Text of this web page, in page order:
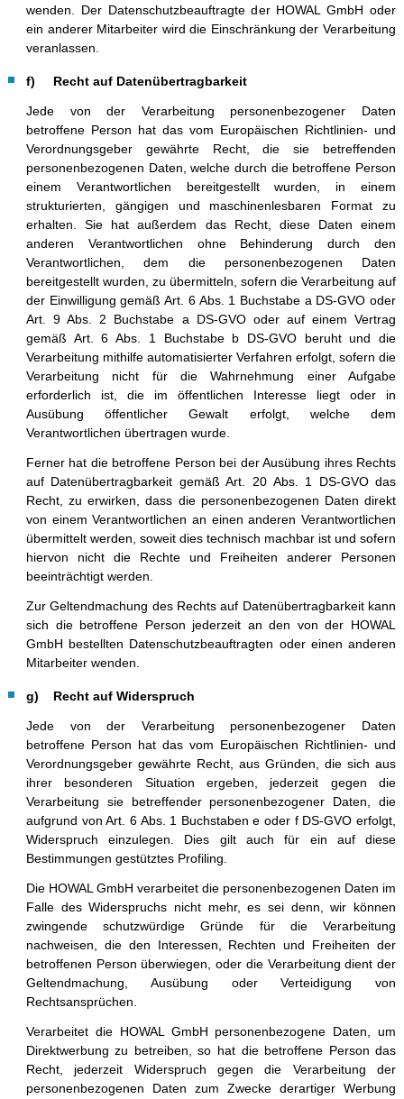
wenden. Der Datenschutzbeauftragte der HOWAL GmbH oder
ein anderer Mitarbeiter wird die Einschränkung der Verarbeitung
veranlassen.
f) Recht auf Datenübertragbarkeit
Jede von der Verarbeitung personenbezogener Daten
betroffene Person hat das vom Europäischen Richtlinien- und
Verordnungsgeber gewährte Recht, die sie betreffenden
personenbezogenen Daten, welche durch die betroffene Person
einem Verantwortlichen bereitgestellt wurden, in einem
strukturierten, gängigen und maschinenlesbaren Format zu
erhalten. Sie hat außerdem das Recht, diese Daten einem
anderen Verantwortlichen ohne Behinderung durch den
Verantwortlichen, dem die personenbezogenen Daten
bereitgestellt wurden, zu übermitteln, sofern die Verarbeitung auf
der Einwilligung gemäß Art. 6 Abs. 1 Buchstabe a DS-GVO oder
Art. 9 Abs. 2 Buchstabe a DS-GVO oder auf einem Vertrag
gemäß Art. 6 Abs. 1 Buchstabe b DS-GVO beruht und die
Verarbeitung mithilfe automatisierter Verfahren erfolgt, sofern die
Verarbeitung nicht für die Wahrnehmung einer Aufgabe
erforderlich ist, die im öffentlichen Interesse liegt oder in
Ausübung öffentlicher Gewalt erfolgt, welche dem
Verantwortlichen übertragen wurde.
Ferner hat die betroffene Person bei der Ausübung ihres Rechts
auf Datenübertragbarkeit gemäß Art. 20 Abs. 1 DS-GVO das
Recht, zu erwirken, dass die personenbezogenen Daten direkt
von einem Verantwortlichen an einen anderen Verantwortlichen
übermittelt werden, soweit dies technisch machbar ist und sofern
hiervon nicht die Rechte und Freiheiten anderer Personen
beeinträchtigt werden.
Zur Geltendmachung des Rechts auf Datenübertragbarkeit kann
sich die betroffene Person jederzeit an den von der HOWAL
GmbH bestellten Datenschutzbeauftragten oder einen anderen
Mitarbeiter wenden.
g) Recht auf Widerspruch
Jede von der Verarbeitung personenbezogener Daten
betroffene Person hat das vom Europäischen Richtlinien- und
Verordnungsgeber gewährte Recht, aus Gründen, die sich aus
ihrer besonderen Situation ergeben, jederzeit gegen die
Verarbeitung sie betreffender personenbezogener Daten, die
aufgrund von Art. 6 Abs. 1 Buchstaben e oder f DS-GVO erfolgt,
Widerspruch einzulegen. Dies gilt auch für ein auf diese
Bestimmungen gestütztes Profiling.
Die HOWAL GmbH verarbeitet die personenbezogenen Daten im
Falle des Widerspruchs nicht mehr, es sei denn, wir können
zwingende schutzwürdige Gründe für die Verarbeitung
nachweisen, die den Interessen, Rechten und Freiheiten der
betroffenen Person überwiegen, oder die Verarbeitung dient der
Geltendmachung, Ausübung oder Verteidigung von
Rechtsansprüchen.
Verarbeitet die HOWAL GmbH personenbezogene Daten, um
Direktwerbung zu betreiben, so hat die betroffene Person das
Recht, jederzeit Widerspruch gegen die Verarbeitung der
personenbezogenen Daten zum Zwecke derartiger Werbung